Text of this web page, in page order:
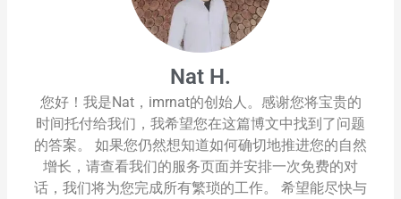
Nat H.
您好！我是Nat，imrnat的创始人。感谢您将宝贵的
时间托付给我们，我希望您在这篇博文中找到了问题
的答案。 如果您仍然想知道如何确切地推进您的自然
增长，请查看我们的服务页面并安排一次免费的对
话，我们将为您完成所有繁琐的工作。 希望能尽快与